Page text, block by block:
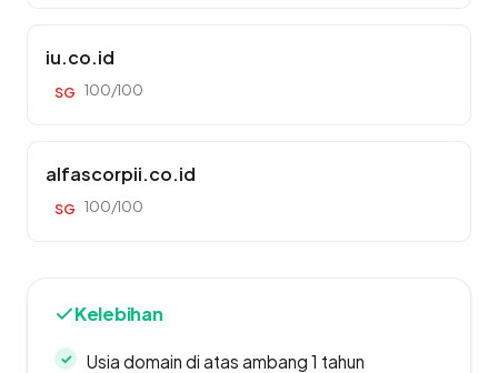
iu.co.id
SG 100/100
alfascorpii.co.id
SG 100/100
Kelebihan
Usia domain di atas ambang 1 tahun